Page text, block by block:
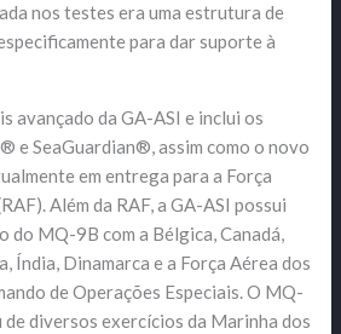
nos testes era uma estrutura de
para dar suporte à
avançado da GA-ASI e inclui os
e SeaGuardian®, assim como o novo
em entrega para a Força
Além da RAF, a GA-ASI possui
do MQ-9B com a Bélgica, Canadá,
Índia, Dinamarca e a Força Aérea dos
de Operações Especiais. O MQ-
diversos exercícios da Marinha dos